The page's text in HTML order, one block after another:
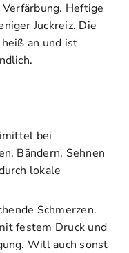
Heftige
Juckreiz. Die
an und ist
bei
Bändern, Sehnen
lokale
Schmerzen.
festem Druck und
Will auch sonst